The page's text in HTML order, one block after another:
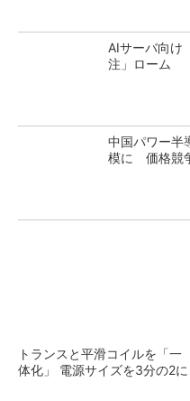
AIサーバ向け
注」ローム
中国パワー半
模に 価格競
トランスと平滑コイルを「一
体化」 電源サイズを3分の2に